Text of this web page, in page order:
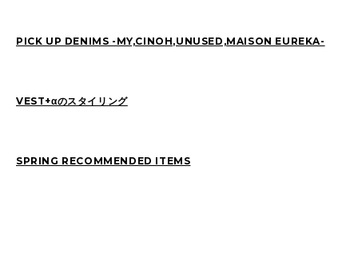
PICK UP DENIMS -MY,CINOH,UNUSED,MAISON EUREKA-
VEST+αのスタイリング
SPRING RECOMMENDED ITEMS